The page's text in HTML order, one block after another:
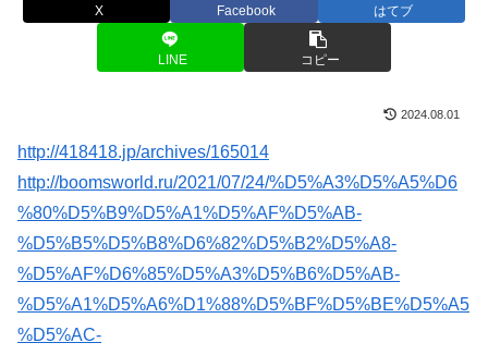
X Facebook はてブ
LINE コピー
2024.08.01
http://418418.jp/archives/165014
http://boomsworld.ru/2021/07/24/%D5%A3%D5%A5%D6
%80%D5%B9%D5%A1%D5%AF%D5%AB-
%D5%B5%D5%B8%D6%82%D5%B2%D5%A8-
%D5%AF%D6%85%D5%A3%D5%B6%D5%AB-
%D5%A1%D5%A6%D1%88%D5%BF%D5%BE%D5%A5
%D5%AC-